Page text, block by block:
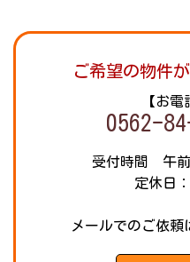
ご希望の物件
【お電
0562-
受付時間 午前
定休日
メールでのご依頼